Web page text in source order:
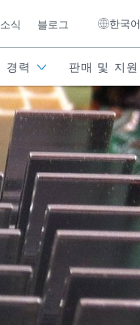
소식 블로그 한국어
경력 판매 및 지원